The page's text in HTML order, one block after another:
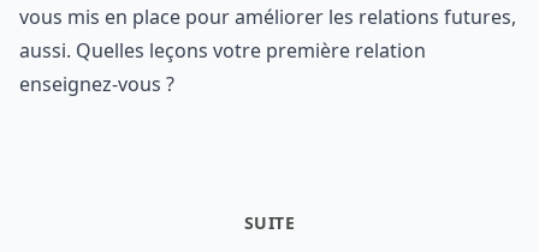
vous mis en place pour améliorer les relations futures,
aussi. Quelles leçons votre première relation
enseignez-vous ?
SUITE